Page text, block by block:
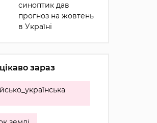
синоптик дав
прогноз на жовтень
в Україні
зараз